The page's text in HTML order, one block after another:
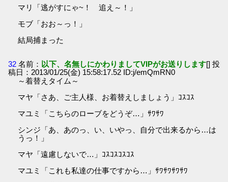
マリ「逃がすにゃ~！ 追え～！」
モブ「おお～っ！」
結局捕まった
32 名前： 以下、名無しにかわりましてVIPがお送りします[] 投
稿日：2013/01/25(金) 15:58:17.52 ID:j/emQmRN0
～着替えタイム～
マヤ「さあ、ご主人様、お着替えしましょう」ｺｽｺｽ
マユミ「こちらのローブをどうぞ…」ｻﾜｻﾜ
シンジ「あ、あのっ、い、いやっ、自分で出来るから…は
うっ！」
マヤ「遠慮しないで…」ｺｽｺｽｺｽｺｽ
マユミ「これも私達の仕事ですから…」ｻﾜｻﾜｻﾜｻﾜ